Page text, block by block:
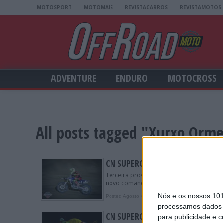
Nós e os nossos
processamos
para publicidade e
MOTOSPORT MOTOMAIS REVISTACARROS REVISTAMOTOS
ADVENTURE ENDURO MOTOCROSS
All posts tagged "Xurxo
CN SUPERCROSS: DOMÍNIO DE
Terceira prova, terceiro líder do
novo comandante da classificação
Posted Agosto 4, 2019
CN SUPERCROSS: DIOGO